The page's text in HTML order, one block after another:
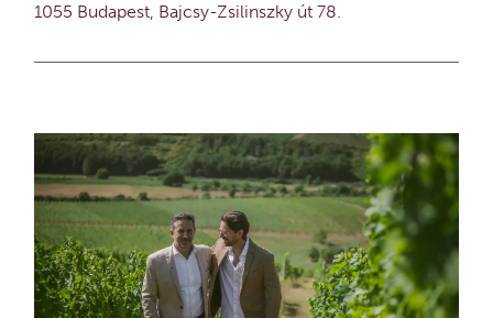
1055 Budapest, Bajcsy-Zsilinszky út 78.